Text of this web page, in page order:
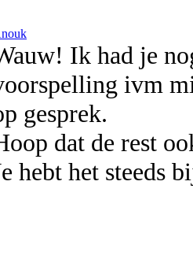
Ik had je
ivm
gesprek.
dat de rest
hebt het steeds